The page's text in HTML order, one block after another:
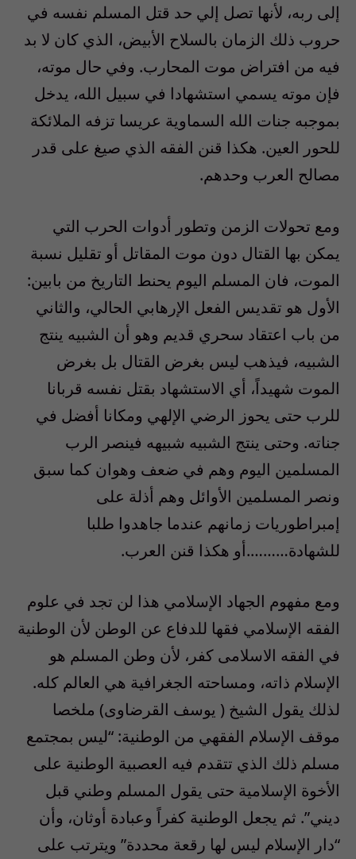
إلى ربه، لأنها تصل إلي حد قتل المسلم نفسه في
حروب ذلك الزمان بالسلاح الأبيض، الذي كان لا بد
فيه من افتراض موت المحارب. وفي حال موته،
فإن موته يسمي استشهادا في سبيل الله، يدخل
بموجبه جنات الله السماوية عريسا تزفه الملائكة
للحور العين. هكذا قنن الفقه الذي صيغ على قدر
مصالح العرب وحدهم.
ومع تحولات الزمن وتطور أدوات الحرب التي
يمكن بها القتال دون موت المقاتل أو تقليل نسبة
الموت، فان المسلم اليوم يحنط التاريخ من بابين:
الأول هو تقديس الفعل الإرهابي الحالي، والثاني
من باب اعتقاد سحري قديم وهو أن الشبيه ينتج
الشبيه، فيذهب ليس بغرض القتال بل بغرض
الموت شهيداً، أي الاستشهاد بقتل نفسه قربانا
للرب حتى يحوز الرضي الإلهي ومكانا أفضل في
جناته. وحتى ينتج الشبيه شبيهه فينصر الرب
المسلمين اليوم وهم في ضعف وهوان كما سبق
ونصر المسلمين الأوائل وهم أذلة على
إمبراطوريات زمانهم عندما جاهدوا طلبا
للشهادة……….أو هكذا قنن العرب.
ومع مفهوم الجهاد الإسلامي هذا لن تجد في علوم
الفقه الإسلامي فقها للدفاع عن الوطن لأن الوطنية
في الفقه الاسلامى كفر، لأن وطن المسلم هو
الإسلام ذاته، ومساحته الجغرافية هي العالم كله.
لذلك يقول الشيخ ( يوسف القرضاوى) ملخصا
موقف الإسلام الفقهي من الوطنية: “ليس بمجتمع
مسلم ذلك الذي تتقدم فيه العصبية الوطنية على
الأخوة الإسلامية حتى يقول المسلم وطني قبل
ديني”. ثم يجعل الوطنية كفراً وعبادة أوثان، وأن
“دار الإسلام ليس لها رقعة محددة” ويترتب على